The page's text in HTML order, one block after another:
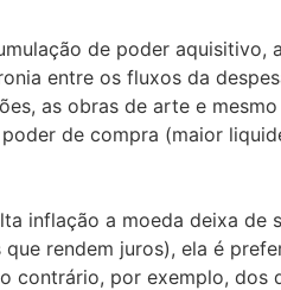
de poder
entre os fluxos da
as obras de arte e
de compra (maior
inflação a moeda deixa
rendem juros), ela é
contrário, por exemplo,